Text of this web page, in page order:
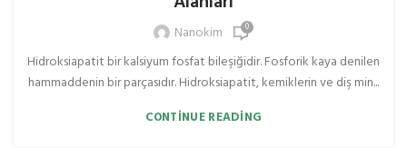
Nanokim 0
Hidroksiapatit bir kalsiyum fosfat bileşiğidir. Fosforik kaya denilen
hammaddenin bir parçasıdır. Hidroksiapatit, kemiklerin ve diş min...
CONTINUE READING